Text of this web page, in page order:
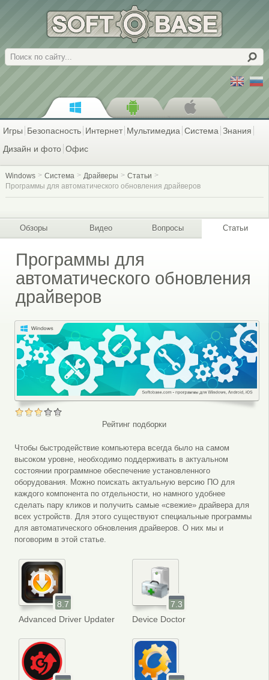
Поиск
Игры Безопасность Интернет Мультимедиа Система Знания
Дизайн и фото Офис
Windows Система Драйверы
Статьи
Программы для автоматического обновления драйверов
Обзоры Видео Вопросы Статьи
Программы для
автоматического обновления
драйверов
Рейтинг подборки
Чтобы быстродействие компьютера всегда было на самом
высоком уровне, необходимо поддерживать в актуальном
состоянии программное обеспечение установленного
оборудования. Можно поискать актуальную версию ПО для
каждого компонента по отдельности, но намного удобнее
сделать пару кликов и получить самые «свежие» драйвера для
всех устройств. Для этого существуют специальные программы
для автоматического обновления драйверов. О них мы и
поговорим в этой статье.
8.7
Advanced Driver Updater
7.3
Device Doctor